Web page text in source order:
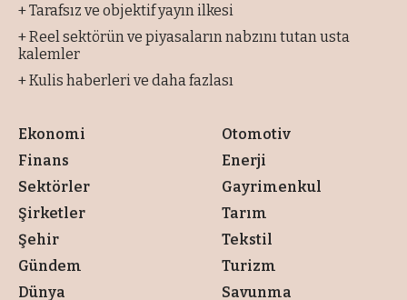
+ Tarafsız ve objektif yayın ilkesi
+ Reel sektörün ve piyasaların nabzını tutan usta
kalemler
+ Kulis haberleri ve daha fazlası
Ekonomi
Finans
Sektörler
Şirketler
Şehir
Gündem
Dünya
Otomotiv
Enerji
Gayrimenkul
Tarım
Tekstil
Turizm
Savunma